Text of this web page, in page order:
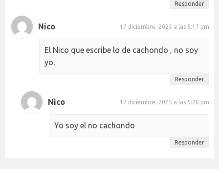
Responder
Nico 17 diciembre, 2025 a las 5:17 pm
El Nico que escribe lo de cachondo , no soy
yo.
Responder
Nico 17 diciembre, 2025 a las 5:20 pm
Yo soy el no cachondo
Responder